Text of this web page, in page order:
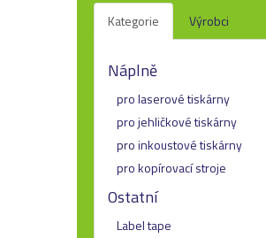
Kategorie Výrobci
Náplně
pro laserové tiskárny
pro jehličkové tiskárny
pro inkoustové tiskárny
pro kopírovací stroje
Ostatní
Label tape